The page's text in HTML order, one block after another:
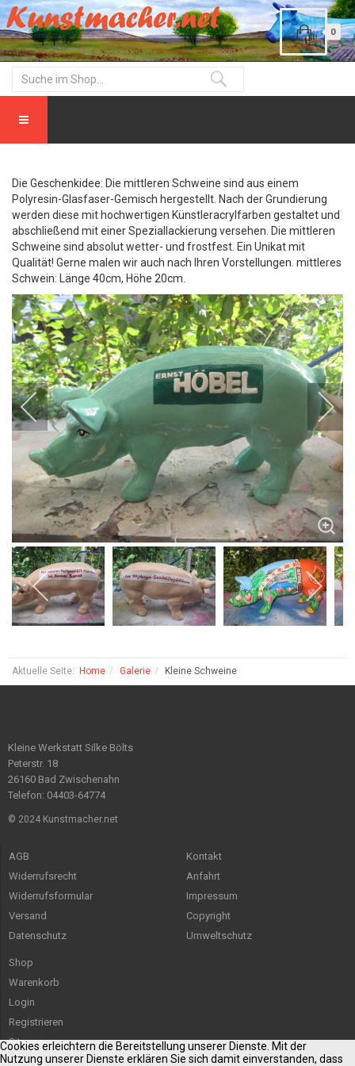
0
Die Geschenkidee: Die mittleren Schweine sind aus einem
Polyresin-Glasfaser-Gemisch hergestellt. Nach der Grundierung
werden diese mit hochwertigen Künstleracrylfarben gestaltet und
abschließend mit einer Speziallackierung versehen. Die mittleren
Schweine sind absolut wetter- und frostfest. Ein Unikat mit
Qualität! Gerne malen wir auch nach Ihren Vorstellungen. mittleres
Schwein: Länge 40cm, Höhe 20cm.
Aktuelle Seite: Home Galerie Kleine Schweine
Kleine Werkstatt Silke Bölts
Peterstr. 18
26160 Bad Zwischenahn
Telefon: 04403-64774
© 2024 Kunstmacher.net
AGB
Widerrufsrecht
Widerrufsformular
Versand
Datenschutz
Kontakt
Anfahrt
Impressum
Copyright
Umweltschutz
Shop
Warenkorb
Login
Registrieren
Sitemap
Cookies erleichtern die Bereitstellung unserer Dienste. Mit der
Nutzung unserer Dienste erklären Sie sich damit einverstanden, dass